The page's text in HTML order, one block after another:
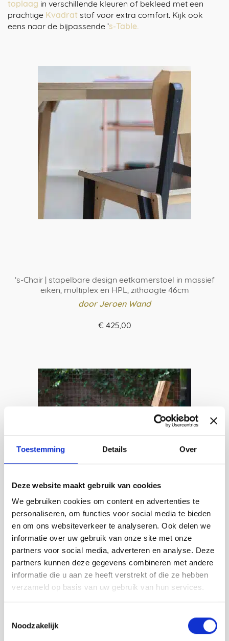
Toestemming Details Over
Deze website maakt gebruik van cookies
We gebruiken cookies om content en advertenties te
personaliseren, om functies voor social media te bieden
en om ons websiteverkeer te analyseren. Ook delen we
informatie over uw gebruik van onze site met onze
partners voor social media, adverteren en analyse. Deze
partners kunnen deze gegevens combineren met andere
informatie die u aan ze heeft verstrekt of die ze hebben
verzameld op basis van uw gebruik van hun services.
Noodzakelijk
toplaag in verschillende kleuren of bekleed met een
prachtige Kvadrat stof voor extra comfort. Kijk ook
eens naar de bijpassende ’s-Table.
‘s-Chair | stapelbare design eetkamerstoel in massief
eiken, multiplex en HPL, zithoogte 46cm
door Jeroen Wand
€ 425,00
product
heeft
meerdere
variaties.
kan
gekozen
de
Stoel 18×36 | design tuinstoel of dinerstoel in massief
eiken